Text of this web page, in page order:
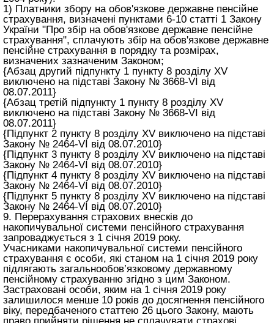
1) Платники збору на обов'язкове державне пенсійне
страхування, визначені пунктами 6-10 статті 1 Закону
України "Про збір на обов'язкове державне пенсійне
страхування", сплачують збір на обов'язкове державне
пенсійне страхування в порядку та розмірах,
визначених зазначеним Законом;
{Абзац другий підпункту 1 пункту 8 розділу XV
виключено на підставі Закону № 3668-VI від
08.07.2011}
{Абзац третій підпункту 1 пункту 8 розділу XV
виключено на підставі Закону № 3668-VI від
08.07.2011}
{Підпункт 2 пункту 8 розділу XV виключено на підставі
Закону № 2464-VI від 08.07.2010}
{Підпункт 3 пункту 8 розділу XV виключено на підставі
Закону № 2464-VI від 08.07.2010}
{Підпункт 4 пункту 8 розділу XV виключено на підставі
Закону № 2464-VI від 08.07.2010}
{Підпункт 5 пункту 8 розділу XV виключено на підставі
Закону № 2464-VI від 08.07.2010}
9. Перерахування страхових внесків до
накопичувальної системи пенсійного страхування
запроваджується з 1 січня 2019 року.
Учасниками накопичувальної системи пенсійного
страхування є особи, які станом на 1 січня 2019 року
підлягають загальнообов’язковому державному
пенсійному страхуванню згідно з цим Законом.
Застраховані особи, яким на 1 січня 2019 року
залишилося менше 10 років до досягнення пенсійного
віку, передбаченого статтею 26 цього Закону, мають
право прийняти рішення не сплачувати страхові